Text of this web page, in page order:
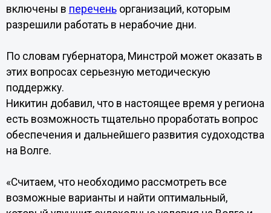
включены в переченьорганизаций, которым
разрешили работать в нерабочие дни.
По словам губернатора, Минстрой может оказать в
этих вопросах серьезную методическую
поддержку.
Никитин добавил, что в настоящее время у региона
есть возможность тщательно проработать вопрос
обеспечения и дальнейшего развития судоходства
на Волге.
«Считаем, что необходимо рассмотреть все
возможные варианты и найти оптимальный,